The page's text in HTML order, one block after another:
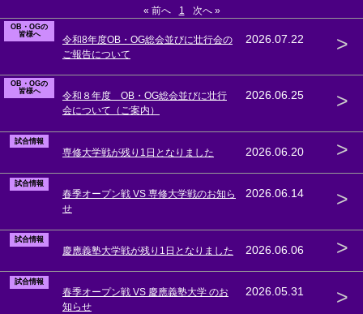
« 前へ 1 次へ »
OB・OGの
皆様へ
令和8年度OB・OG総会並びに壮行会の
ご報告について
2026.07.22 >
OB・OGの
皆様へ
令和８年度 OB・OG総会並びに壮行
会について（ご案内）
2026.06.25 >
試合情報
専修大学戦が残り1日となりました 2026.06.20 >
試合情報
春季オープン戦 VS 専修大学戦のお知ら
せ
2026.06.14 >
試合情報
慶應義塾大学戦が残り1日となりました 2026.06.06 >
試合情報
春季オープン戦 VS 慶應義塾大学 のお
知らせ
2026.05.31 >